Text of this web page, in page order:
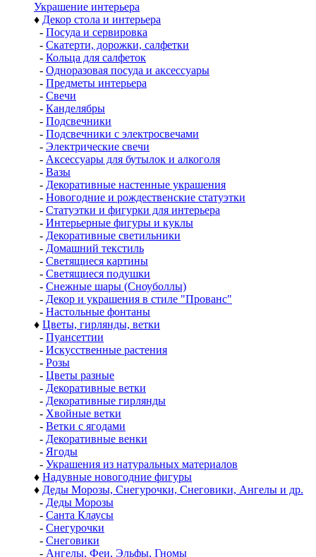
Украшение интерьера
♦ Декор стола и интерьера
- Посуда и сервировка
- Скатерти, дорожки, салфетки
- Кольца для салфеток
- Одноразовая посуда и аксессуары
- Предметы интерьера
- Свечи
- Канделябры
- Подсвечники
- Подсвечники с электросвечами
- Электрические свечи
- Аксессуары для бутылок и алкоголя
- Вазы
- Декоративные настенные украшения
- Новогодние и рождественские статуэтки
- Статуэтки и фигурки для интерьера
- Интерьерные фигуры и куклы
- Декоративные светильники
- Домашний текстиль
- Светящиеся картины
- Светящиеся подушки
- Снежные шары (Сноуболлы)
- Декор и украшения в стиле "Прованс"
- Настольные фонтаны
♦ Цветы, гирлянды, ветки
- Пуансеттии
- Искусственные растения
- Розы
- Цветы разные
- Декоративные ветки
- Декоративные гирлянды
- Хвойные ветки
- Ветки с ягодами
- Декоративные венки
- Ягоды
- Украшения из натуральных материалов
♦ Надувные новогодние фигуры
♦ Деды Морозы, Снегурочки, Снеговики, Ангелы и др.
- Деды Морозы
- Санта Клаусы
- Снегурочки
- Снеговики
- Ангелы, Феи, Эльфы, Гномы